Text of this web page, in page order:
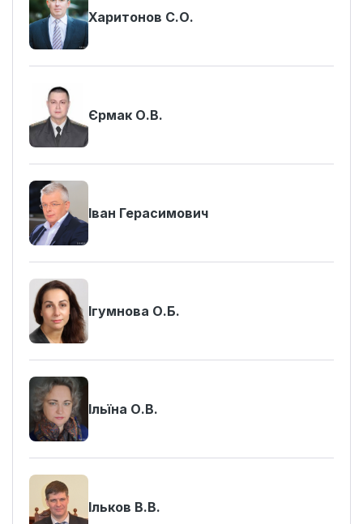
Харитонов С.О.
Єрмак О.В.
Іван Герасимович
Ігумнова О.Б.
Ільїна О.В.
Ільков В.В.